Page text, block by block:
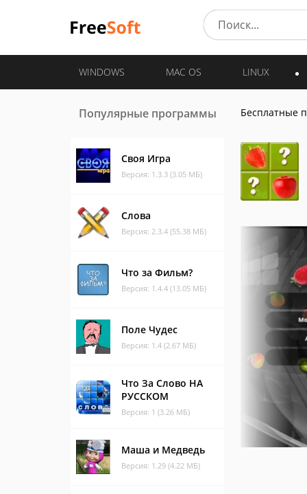
WINDOWS MAC OS LINUX
Популярные программы
Своя Игра
Версия: 1.3.3 (3.05 МБ)
Слова
Версия: 2.3.4 (55.38 МБ)
Что за Фильм?
Версия: 1.4.4 (13.05 МБ)
Поле Чудес
Версия: 1.4 (2.67 МБ)
Что За Слово НА
РУССКОМ
Версия: 1 (3.26 МБ)
Маша и Медведь
Версия: 1.29 (4.22 МБ)
Бесплатные